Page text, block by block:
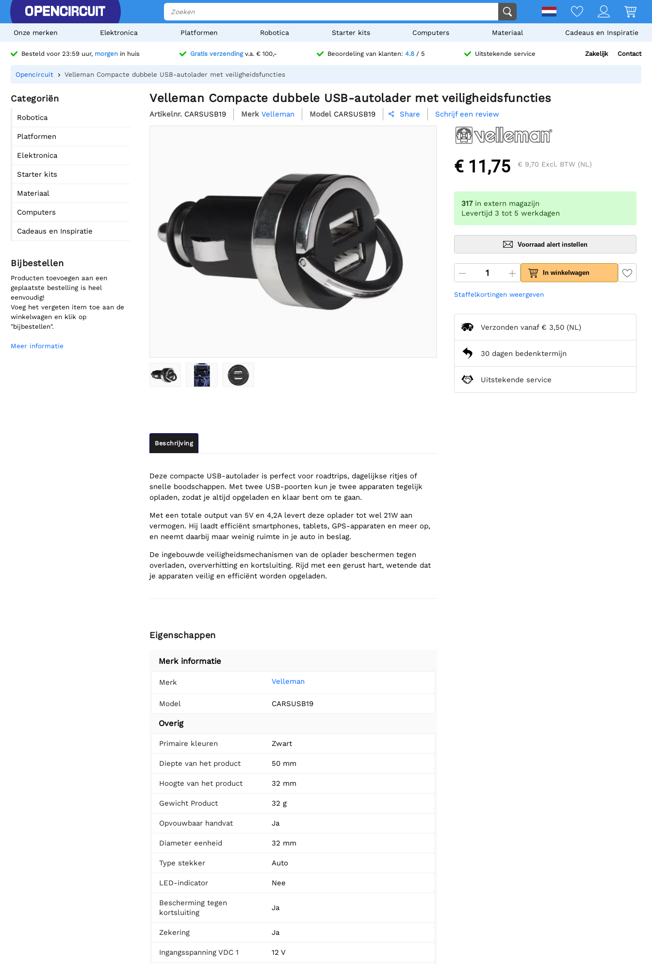
Onze merken Elektronica Platformen Robotica Starter kits Computers Materiaal Cadeaus en Inspiratie
Besteld voor 23:59 uur, morgen in huis Gratis verzendingv.a. € 100,- Beoordeling van klanten: 4.8/ 5 Uitstekende service Zakelijk Contact
Opencircuit Velleman Compacte dubbele USB-autolader met veiligheidsfuncties
Categoriën
Robotica
Platformen
Elektronica
Starter kits
Materiaal
Computers
Cadeaus en Inspiratie
Bijbestellen
Producten toevoegen aan een
geplaatste bestelling is heel
eenvoudig!
Voeg het vergeten item toe aan de
winkelwagen en klik op
"bijbestellen".
Meer informatie
Velleman Compacte dubbele USB-autolader met veiligheidsfuncties
Artikelnr. CARSUSB19 Merk Velleman Model CARSUSB19  Share Schrijf een review
Beschrijving
Deze compacte USB-autolader is perfect voor roadtrips, dagelijkse ritjes of
snelle boodschappen. Met twee USB-poorten kun je twee apparaten tegelijk
opladen, zodat je altijd opgeladen en klaar bent om te gaan.
Met een totale output van 5V en 4,2A levert deze oplader tot wel 21W aan
vermogen. Hij laadt efficiënt smartphones, tablets, GPS-apparaten en meer op,
en neemt daarbij maar weinig ruimte in je auto in beslag.
De ingebouwde veiligheidsmechanismen van de oplader beschermen tegen
overladen, oververhitting en kortsluiting. Rijd met een gerust hart, wetende dat
je apparaten veilig en efficiënt worden opgeladen.
Eigenschappen
Merk informatie
Merk Velleman
Model CARSUSB19
Overig
Primaire kleuren Zwart
Diepte van het product 50 mm
Hoogte van het product 32 mm
Gewicht Product 32 g
Opvouwbaar handvat Ja
Diameter eenheid 32 mm
Type stekker Auto
LED-indicator Nee
Bescherming tegen
kortsluiting
Ja
Zekering Ja
Ingangsspanning VDC 1 12 V
€ 11,75 € 9,70 Excl. BTW (NL)
317 in extern magazijn
Levertijd 3 tot 5 werkdagen
Voorraad alert instellen
In winkelwagen
Staffelkortingen weergeven
Verzonden vanaf € 3,50 (NL)
30 dagen bedenktermijn
Uitstekende service